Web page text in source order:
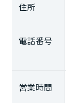
住所
電話番号
営業時間